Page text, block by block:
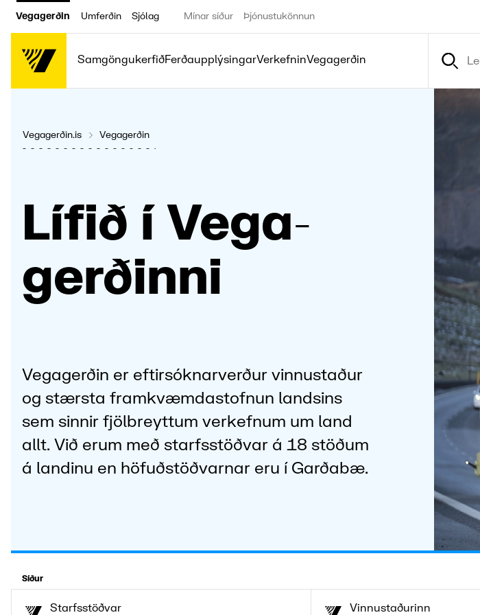
Vegagerðin Umferðin Sjólag Mínar síður Þjónustukönnun
SamgöngukerfiðFerðaupplýsingarVerkefninVegagerðin
Vegagerðin.is Vegagerðin
Lífið í Vega­
gerð­inni
Vegagerðin er eftirsóknarverður vinnustaður
og stærsta framkvæmdastofnun landsins
sem sinnir fjölbreyttum verkefnum um land
allt. Við erum með starfsstöðvar á 18 stöðum
á landinu en höfuðstöðvarnar eru í Garðabæ.
Síður
Starfsstöðvar Vinnustaðurinn